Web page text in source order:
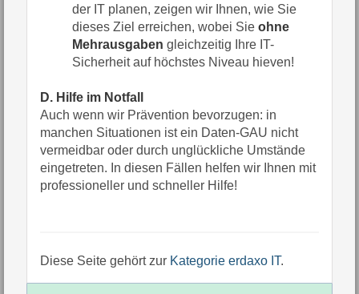
der IT planen, zeigen wir Ihnen, wie Sie
dieses Ziel erreichen, wobei Sie ohne
Mehrausgaben gleichzeitig Ihre IT-
Sicherheit auf höchstes Niveau hieven!
D. Hilfe im Notfall
Auch wenn wir Prävention bevorzugen: in
manchen Situationen ist ein Daten-GAU nicht
vermeidbar oder durch unglückliche Umstände
eingetreten. In diesen Fällen helfen wir Ihnen mit
professioneller und schneller Hilfe!
Diese Seite gehört zur Kategorie erdaxo IT.